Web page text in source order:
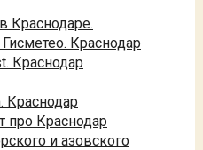
Краснодаре.
Краснодар
Краснодар
Краснодар
про Краснодар
и азовского